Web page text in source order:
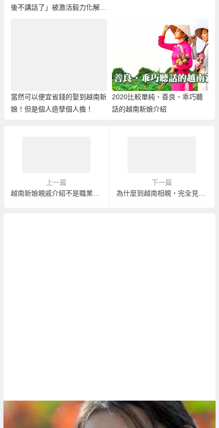
後不講話了」被激活毅力化解外
當然可以便宜省錢的娶到越南新
娘！但是個人造孽個人擔！
2020比較單純、善良、乖巧聽
話的越南新娘介紹
上一篇
越南新娘親戚介紹不是職業的！只意思收個辛苦費！？結果「不用錢的最貴！」
下一篇
為什麼到越南相親，完全見不到這些越南新娘照片中的正妹美女？